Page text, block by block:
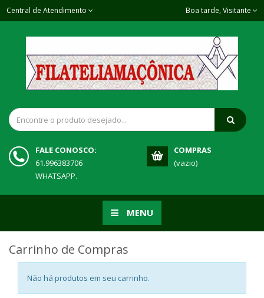
Central de Atendimento Boa tarde, Visitante
FALE CONOSCO:
61.996383706
WHATSAPP.
COMPRAS
(vazio)
MENU
Carrinho de Compras
Não há produtos em seu carrinho.